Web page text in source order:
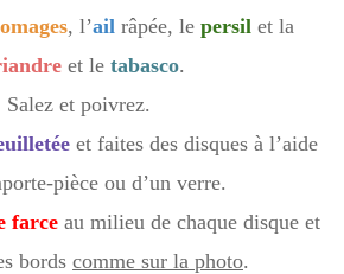
, l’ail râpée, le persil et la
et le tabasco.
Salez et poivrez.
et faites des disques à l’aide
pièce ou d’un verre.
farceau milieu de chaque disque et
bords comme sur la photo.